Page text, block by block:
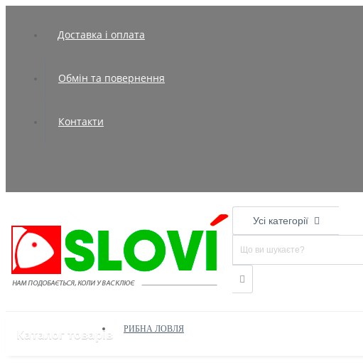
Доставка і оплата
Обмін та повернення
Контакти
Усі категорії
Каталог товарів РИБНА ЛОВЛЯ